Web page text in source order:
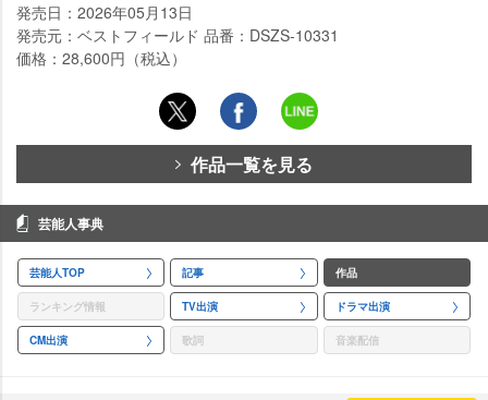
発売日：2026年05月13日
発売元：ベストフィールド 品番：DSZS-10331
価格：28,600円（税込）
作品一覧を見る
芸能人事典
芸能人TOP 記事 作品
ランキング情報 TV出演 ドラマ出演
CM出演 歌詞 音楽配信